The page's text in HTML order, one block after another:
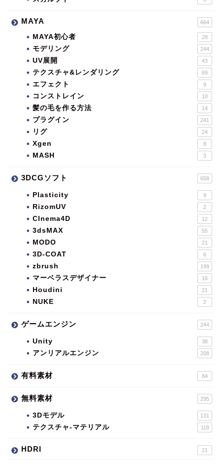
MAYA 664
MAYA初心者 28
モデリング 244
UV展開 43
テクスチャ&レンダリング 69
エフェクト 9
コンストレイン 10
髪の毛を作る方法 14
プラグイン 241
リグ 24
Xgen 8
MASH 3
3DCGソフト 658
Plasticity 9
RizomUV 2
CInema4D 12
3dsMAX 55
MODO 21
3D-COAT 6
zbrush 199
マーベラスデザイナー 16
Houdini 21
NUKE 2
ゲームエンジン 244
Unity 38
アンリアルエンジン 208
有料素材 84
無料素材 295
3Dモデル 131
テクスチャ-マテリアル 118
HDRI 21